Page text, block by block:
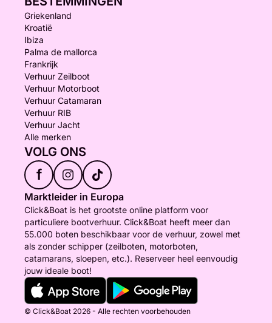
Griekenland
Kroatië
Ibiza
Palma de mallorca
Frankrijk
Verhuur Zeilboot
Verhuur Motorboot
Verhuur Catamaran
Verhuur RIB
Verhuur Jacht
Alle merken
VOLG ONS
f
Marktleider in Europa
Click&Boat is het grootste online platform voor
particuliere bootverhuur. Click&Boat heeft meer dan
55.000 boten beschikbaar voor de verhuur, zowel met
als zonder schipper (zeilboten, motorboten,
catamarans, sloepen, etc.). Reserveer heel eenvoudig
jouw ideale boot!
© Click&Boat 2026 - Alle rechten voorbehouden